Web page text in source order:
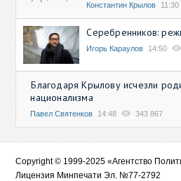
Константин Крылов 11:30
Серебренников:
Игорь Караулов 14:50
Благодаря Крылову исчезли
национализма
Павел Святенков 14:48 343 867
Copyright © 1999-2025 «Агентство
Лицензия Минпечати Эл. №77-2792